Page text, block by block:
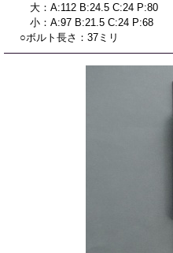
大：A:112 B:24.5 C:24 P:80
小：A:97 B:21.5 C:24 P:68
○ボルト長さ：37ミリ